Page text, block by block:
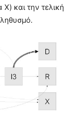
και την τελική